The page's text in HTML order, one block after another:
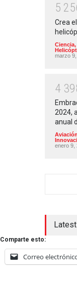
5 25
Crea
marzo
4 39
2024,
anual
enero 9,
Comparte esto:
Correo